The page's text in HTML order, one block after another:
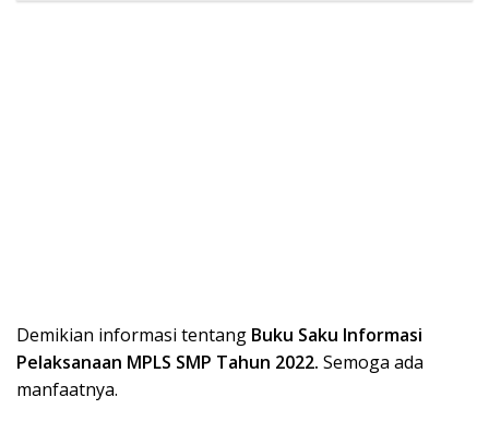
Demikian informasi tentang Buku Saku Informasi
Pelaksanaan MPLS SMP Tahun 2022. Semoga ada
manfaatnya.